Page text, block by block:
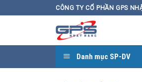
CÔNG TY CỔ PHẦN GPS
Danh mục SP-DV